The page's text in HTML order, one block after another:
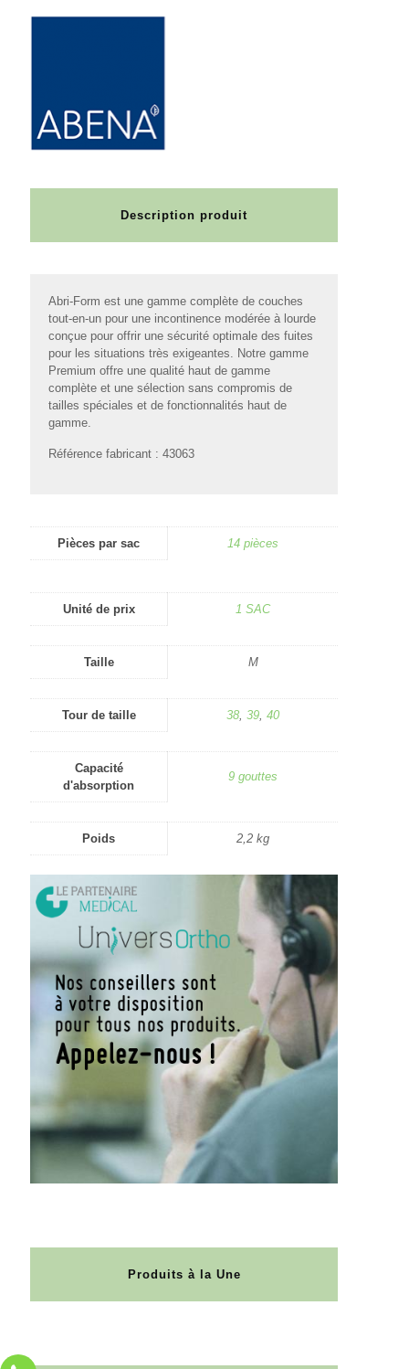
Description produit
Abri-Form est une gamme complète de couches
tout-en-un pour une incontinence modérée à lourde
conçue pour offrir une sécurité optimale des fuites
pour les situations très exigeantes. Notre gamme
Premium offre une qualité haut de gamme
complète et une sélection sans compromis de
tailles spéciales et de fonctionnalités haut de
gamme.
Référence fabricant : 43063
Pièces par sac 14 pièces
Unité de prix 1 SAC
Taille M
Tour de taille 38, 39, 40
Capacité
d'absorption
9 gouttes
Poids 2,2 kg
Produits à la Une